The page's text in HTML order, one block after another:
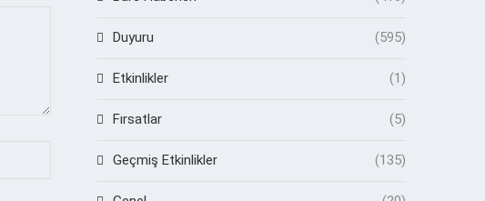
Duyuru (595)
Etkinlikler (1)
Fırsatlar (5)
Geçmiş Etkinlikler (135)